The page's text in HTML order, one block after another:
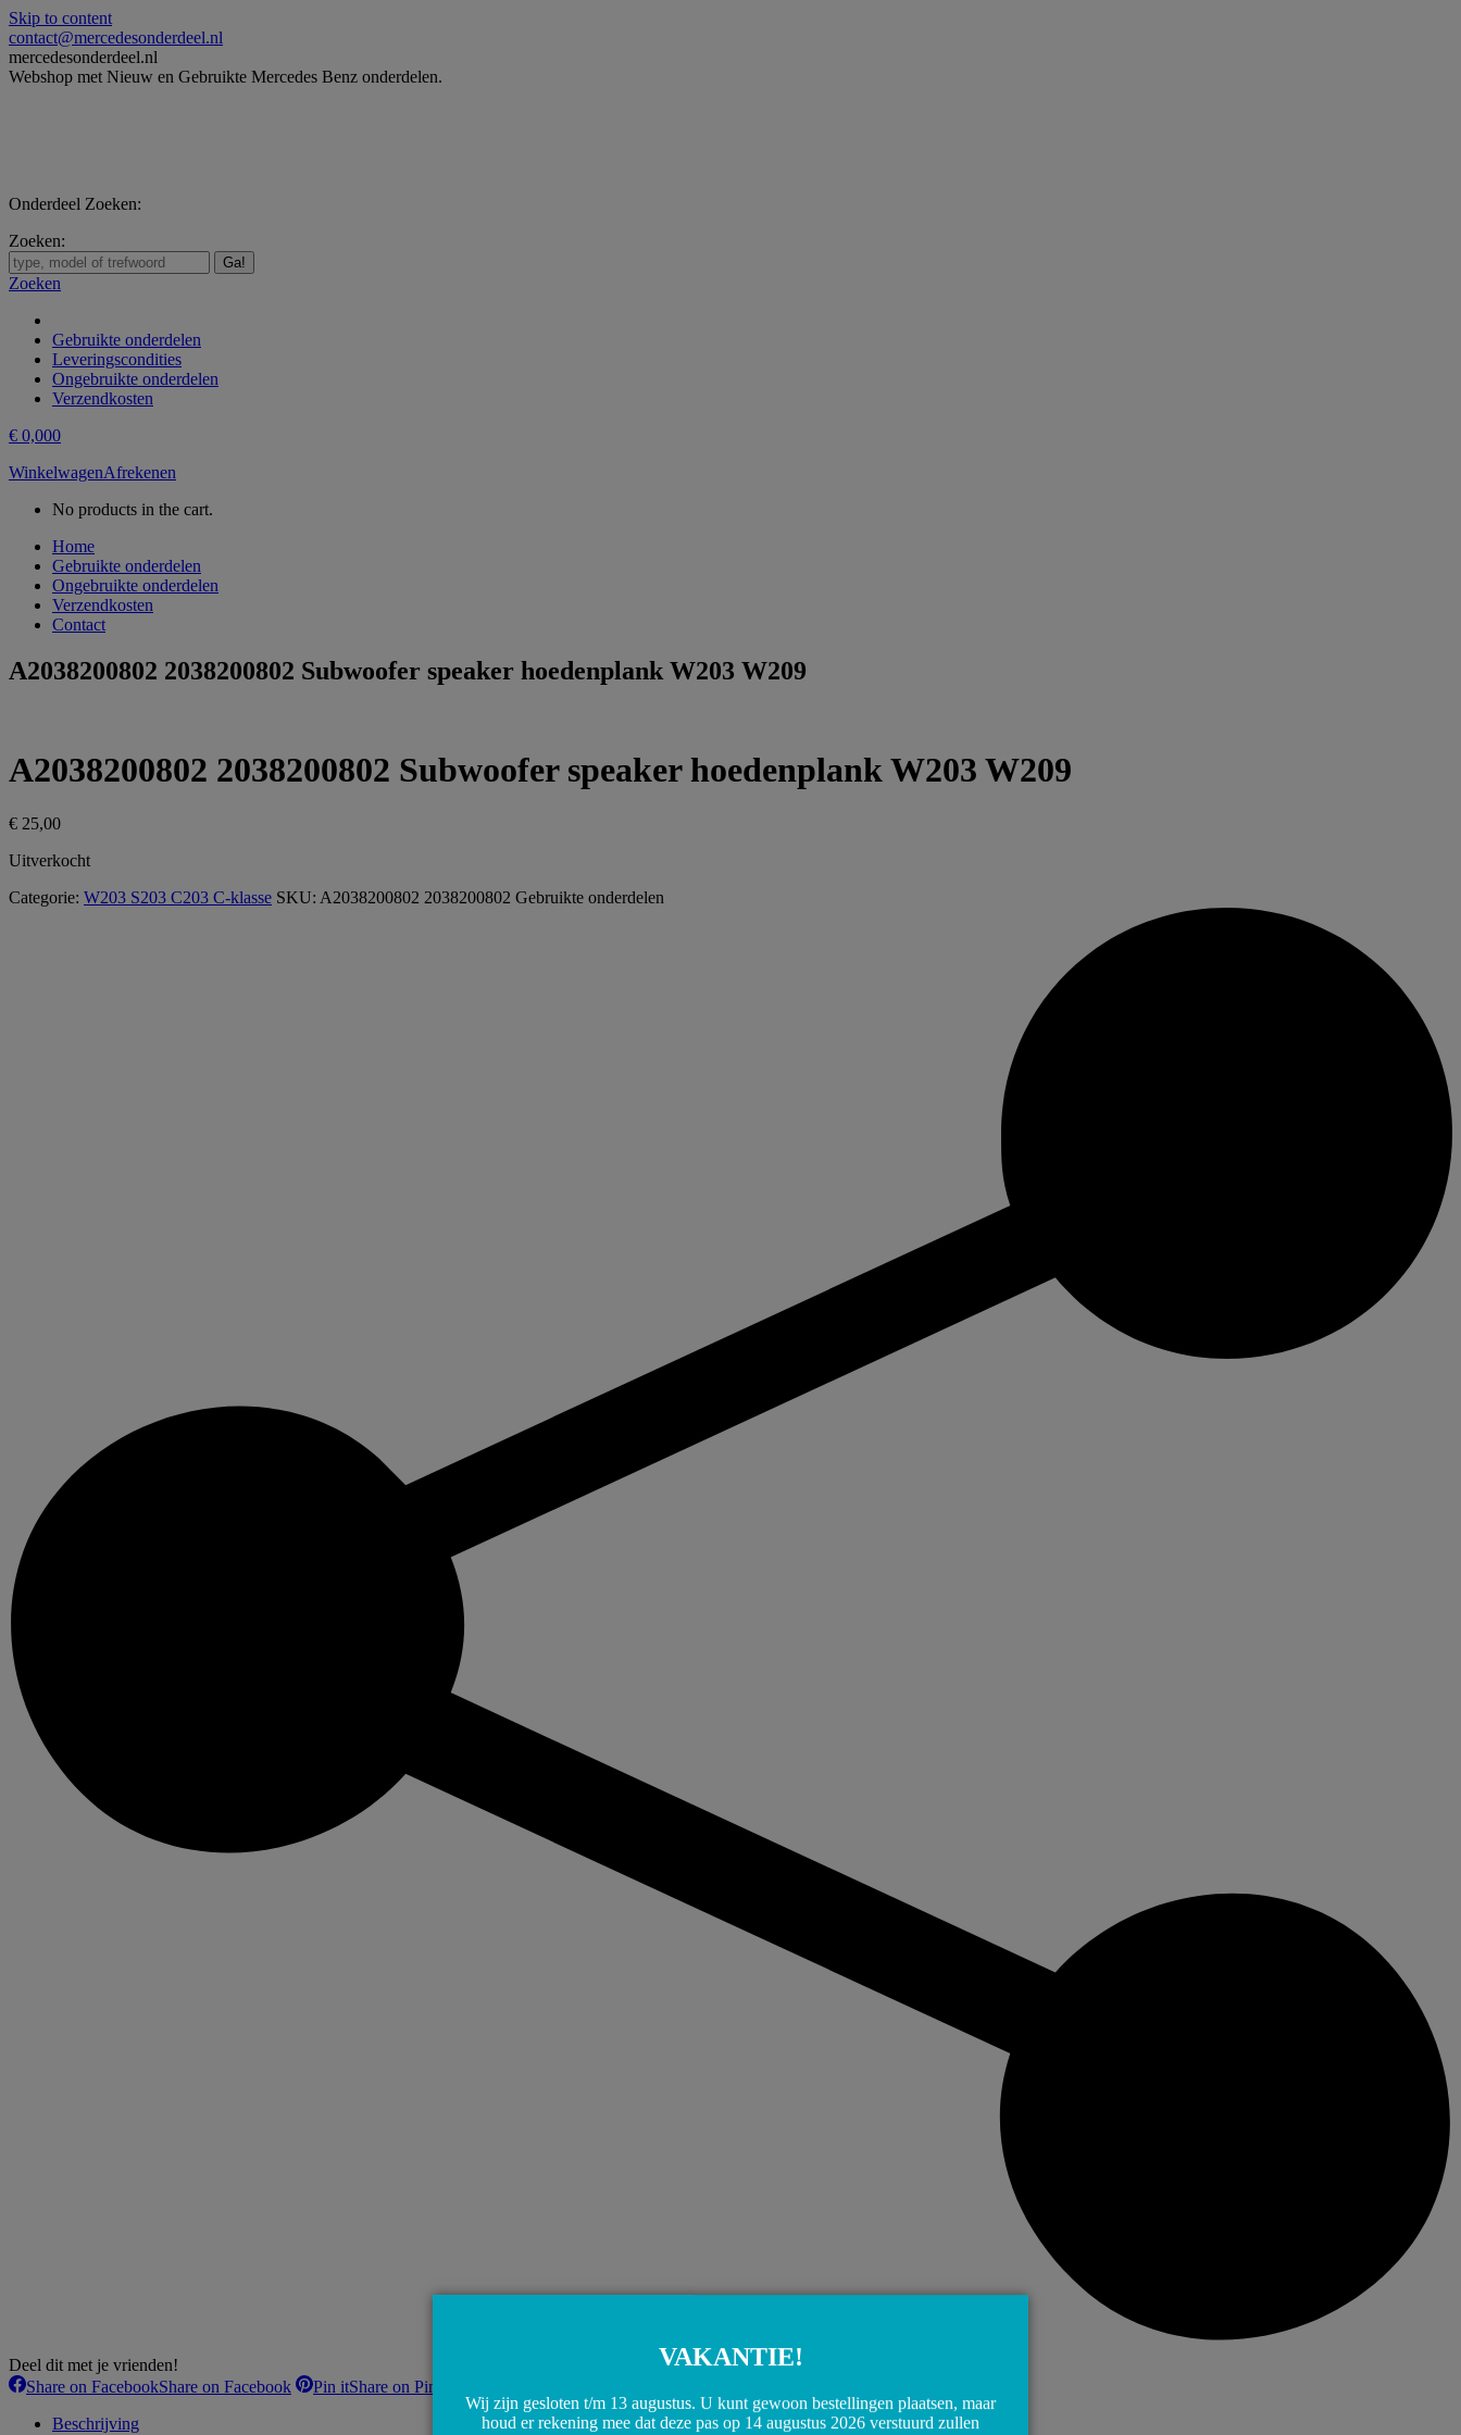
Skip to content
contact@mercedesonderdeel.nl
mercedesonderdeel.nl
Webshop met Nieuw en Gebruikte Mercedes Benz onderdelen.
Onderdeel Zoeken:
Zoeken:
Zoeken
Gebruikte onderdelen
Leveringscondities
Ongebruikte onderdelen
Verzendkosten
€ 0,000
WinkelwagenAfrekenen
No products in the cart.
Home
Gebruikte onderdelen
Ongebruikte onderdelen
Verzendkosten
Contact
A2038200802 2038200802 Subwoofer speaker hoedenplank W203 W209
A2038200802 2038200802 Subwoofer speaker hoedenplank W203 W209
€ 25,00
Uitverkocht
Categorie: W203 S203 C203 C-klasse SKU: A2038200802 2038200802 Gebruikte onderdelen
Deel dit met je vrienden!
Share on FacebookShare on Facebook Pin itShare on Pinterest
Beschrijving
VAKANTIE!
Wij zijn gesloten t/m 13 augustus. U kunt gewoon bestellingen plaatsen, maar
houd er rekening mee dat deze pas op 14 augustus 2026 verstuurd zullen